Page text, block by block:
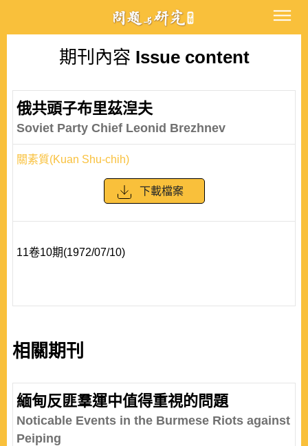
期刊內容 Issue content
俄共頭子布里茲湼夫
Soviet Party Chief Leonid Brezhnev
關素質(Kuan Shu-chih)
下載檔案
11卷10期(1972/07/10)
相關期刊
緬甸反匪羣運中值得重視的問題
Noticable Events in the Burmese Riots against
Peiping